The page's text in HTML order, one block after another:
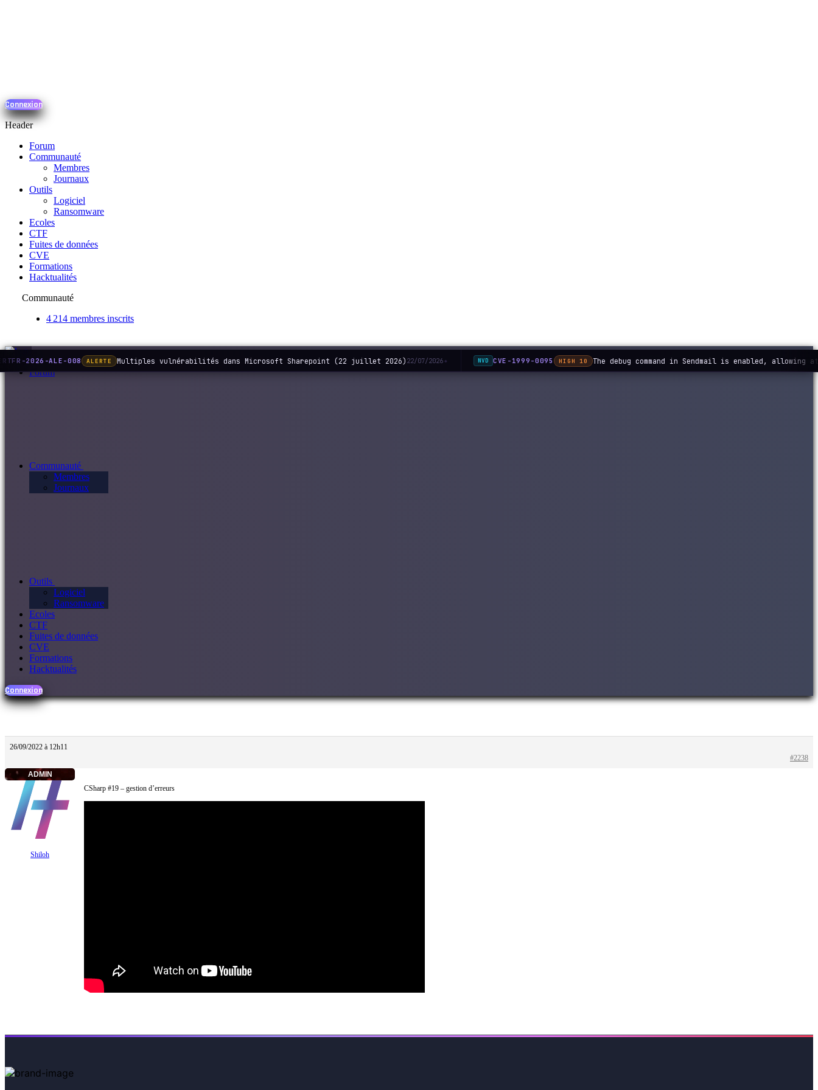
Connexion
Header
Forum
Communauté
Membres
Journaux
Outils
Logiciel
Ransomware
Ecoles
CTF
Fuites de données
CVE
Formations
Hacktualités
Communauté
4 214 membres inscrits
Forum
Communauté
Membres
Journaux
Outils
Logiciel
Ransomware
Ecoles
CTF
Fuites de données
CVE
Formations
Hacktualités
Connexion
26/09/2022 à 12h11
#2238
ADMIN
Shiloh
CSharp #19 – gestion d’erreurs
2026-ALE-008 ALERTE Multiples vulnérabilités dans Microsoft Sharepoint (22 juillet 2026)22/07/2026 ◆ NVD CVE-1999-0095 HIGH 10 The debug command in Sendmail is enabled, allowing